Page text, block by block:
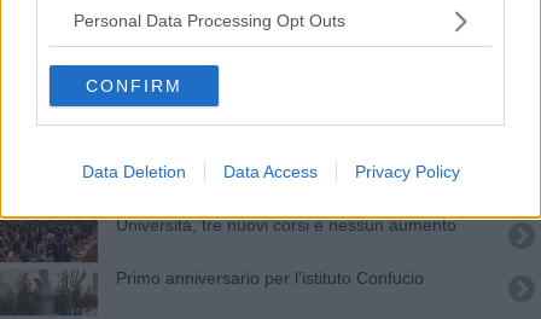
Personal Data Processing Opt Outs
CONFIRM
Data Deletion Data Access Privacy Policy
Un algoritmo per svelare l'origine dell'olio
Studenti cinesi a scuola della lingua di Dante
La nuova primavera dello Chalet Fontana
Università, tre nuovi corsi e nessun aumento
Primo anniversario per l'istituto Confucio